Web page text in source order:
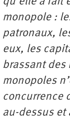
monopole :
patronaux,
eux, les
brassant des
monopoles
concurrence
au-dessus et